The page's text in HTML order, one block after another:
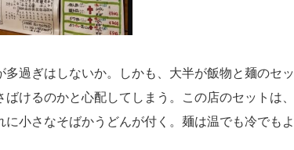
過ぎはしないか。しかも、大半が飯物と麺のセッ
けるのかと心配してしまう。この店のセットは、
小さなそばかうどんが付く。麺は温でも冷でもよ